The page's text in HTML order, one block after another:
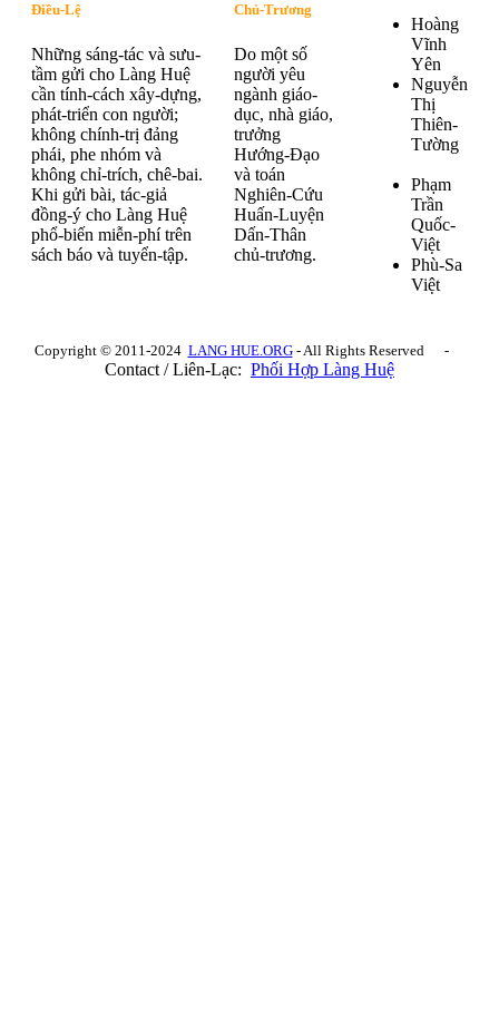
Điều-Lệ
Những sáng-tác và sưu-
tầm gửi cho Làng Huệ
cần tính-cách xây-dựng,
phát-triển con người;
không chính-trị đảng
phái, phe nhóm và
không chỉ-trích, chê-bai.
Khi gửi bài, tác-giả
đồng-ý cho Làng Huệ
phổ-biến miễn-phí trên
sách báo và tuyển-tập.
Chủ-Trương
Do một số
người yêu
ngành giáo-
dục, nhà giáo,
trưởng
Hướng-Đạo
và toán
Nghiên-Cứu
Huấn-Luyện
Dấn-Thân
chủ-trương.
Hoàng
Vĩnh
Yên
Nguyễn
Thị
Thiên-
Tường
Phạm
Trần
Quốc-
Việt
Phù-Sa
Việt
Copyright © 2011-2024 LANG HUE.ORG- All Rights Reserved -
Contact / Liên-Lạc: Phối Hợp Làng Huệ